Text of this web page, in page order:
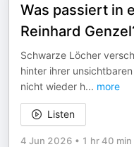
Was passiert in
Reinhard
Schwarze Löcher
hinter ihrer
nicht wieder h... more
Listen
4 Jun 2026 • 1 hr 40 min